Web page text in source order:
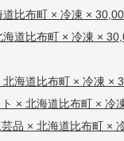
比布町 × 冷凍 ×
海道比布町 × 冷凍 ×
北海道比布町 × 冷凍 ×
× 北海道比布町 × 冷
品 × 北海道比布町 ×